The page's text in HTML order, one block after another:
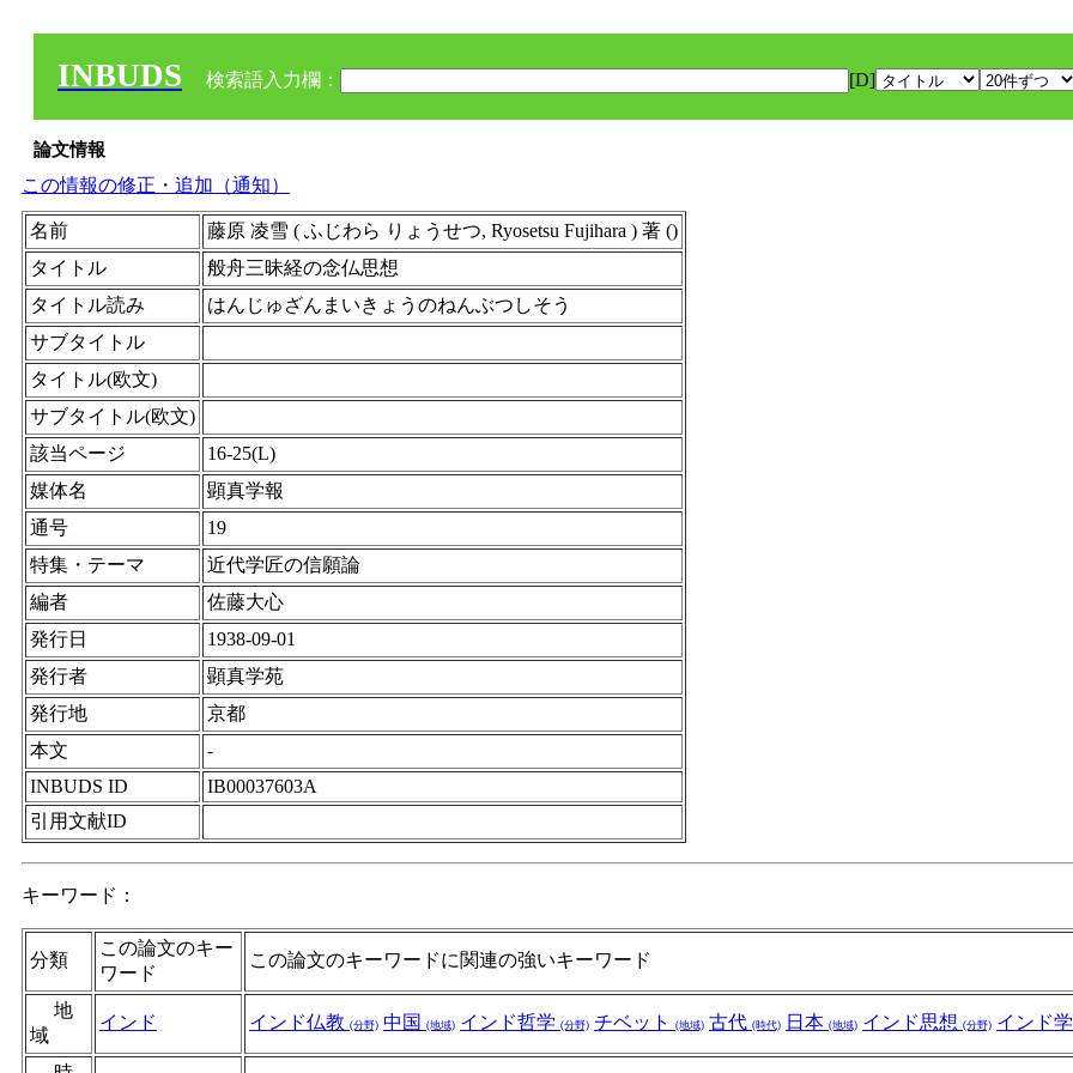
INBUDS 検索語入力欄： [D]
論文情報
この情報の修正・追加（通知）
名前
藤原 凌雪 ( ふじわら りょうせつ, Ryosetsu Fujihara ) 著 ()
タイトル
般舟三昧経の念仏思想
タイトル読み
はんじゅざんまいきょうのねんぶつしそう
サブタイトル
タイトル(欧文)
サブタイトル(欧文)
該当ページ
16-25(L)
媒体名
顕真学報
通号
19
特集・テーマ
近代学匠の信願論
編者
佐藤大心
発行日
1938-09-01
発行者
顕真学苑
発行地
京都
本文
-
INBUDS ID
IB00037603A
引用文献ID
キーワード：
分類
この論文のキー
ワード
この論文のキーワードに関連の強いキーワード
地
域
インド インド仏教 (分野) 中国 (地域) インド哲学 (分野) チベット (地域) 古代 (時代) 日本 (地域) インド思想 (分野) インド学